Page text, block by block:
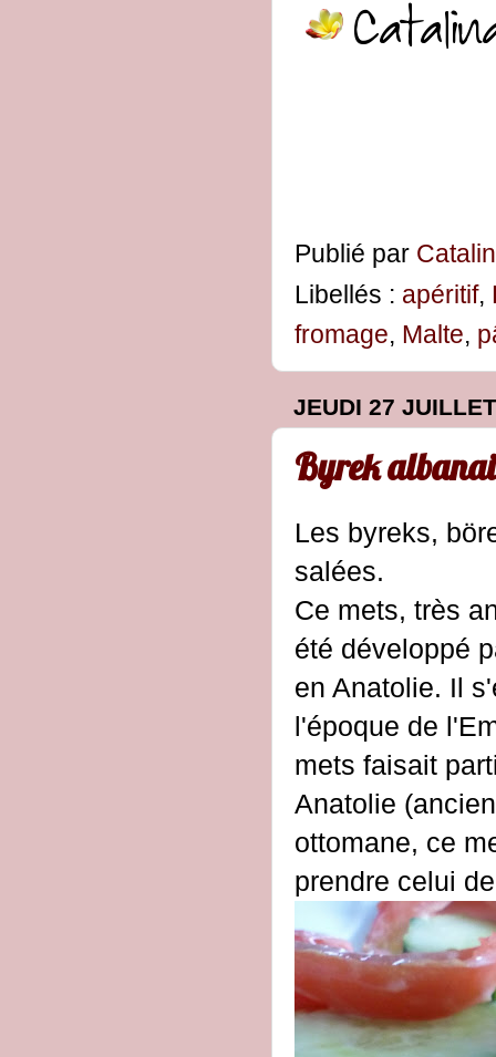
Publié par
Libellés : apéritif,
fromage, Malte,
JEUDI 27
Byrek
Les byreks,
salées.
Ce mets, très
été développé
en Anatolie. Il
l'époque de
mets faisait
Anatolie
ottomane, ce
prendre celui